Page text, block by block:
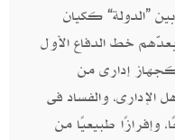
”الدولة“ ككيان
خط الدفاع الأول
كجهاز إدارى من
الإدارى، والفساد فى
وإفرازًا طبيعيًا من